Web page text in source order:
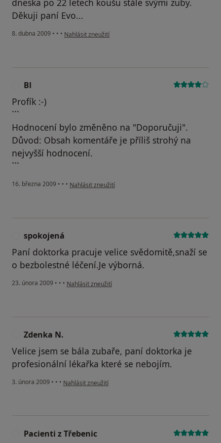
dneska po 22 letech koušu stále svými zuby.
Děkuji paní Evo...
8. dubna 2009 • • • podle názoru uživatele O.R.H.
Nahlásit zneužití
Bl
Profík :-)
```
Hodnocení bylo změněno na "Doporučuji".
Důvod: Obsah komentáře je příliš strohý na
nejvyšší hodnocení.
```
16. března 2009 • • • podle názoru uživatele Bl
Nahlásit zneužití
spokojená
Paní doktorka pracuje velice svědomitě,snaží se
o bezbolestné léčení.Je výborná.
23. února 2009 • • • podle názoru uživatele spokojená
Nahlásit zneužití
Zdenka N.
Velice jsem se bála zubaře, paní doktorka je
profesionální lékařka které se nebojím.
3. února 2009 • • • podle názoru uživatele Zdenka N.
Nahlásit zneužití
Pacienti z Třebenic